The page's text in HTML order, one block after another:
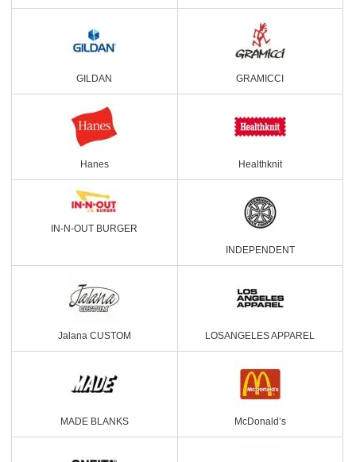
GILDAN GRAMICCI
Hanes Healthknit
IN-N-OUT BURGER
INDEPENDENT
Jalana CUSTOM LOSANGELES APPAREL
MADE BLANKS McDonald’s